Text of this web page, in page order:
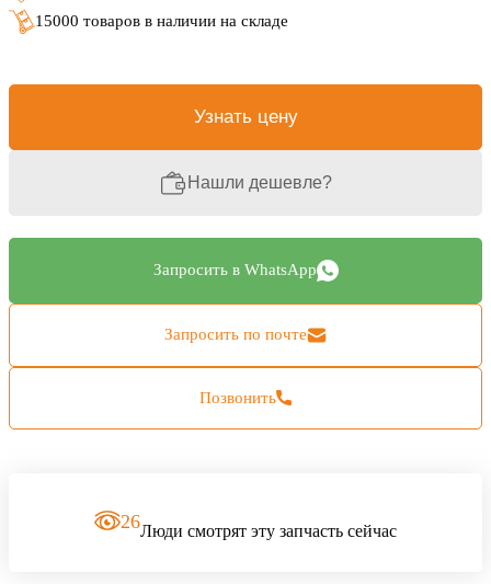
15000 товаров в наличии на складе
Узнать цену
Нашли дешевле?
Запросить в WhatsApp
Запросить по почте
Позвонить
26Люди смотрят эту запчасть сейчас